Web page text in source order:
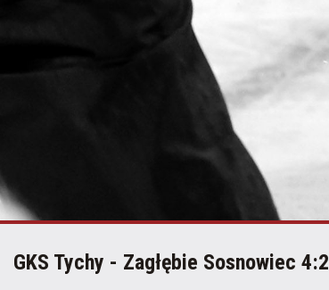
GKS Tychy - Zagłębie Sosnowiec 4:2